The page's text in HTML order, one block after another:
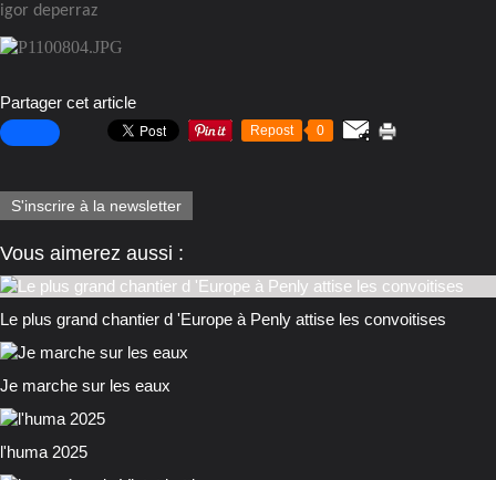
igor deperraz
Partager cet article
Repost 0
S'inscrire à la newsletter
Vous aimerez aussi :
Le plus grand chantier d 'Europe à Penly attise les convoitises
Je marche sur les eaux
l'huma 2025